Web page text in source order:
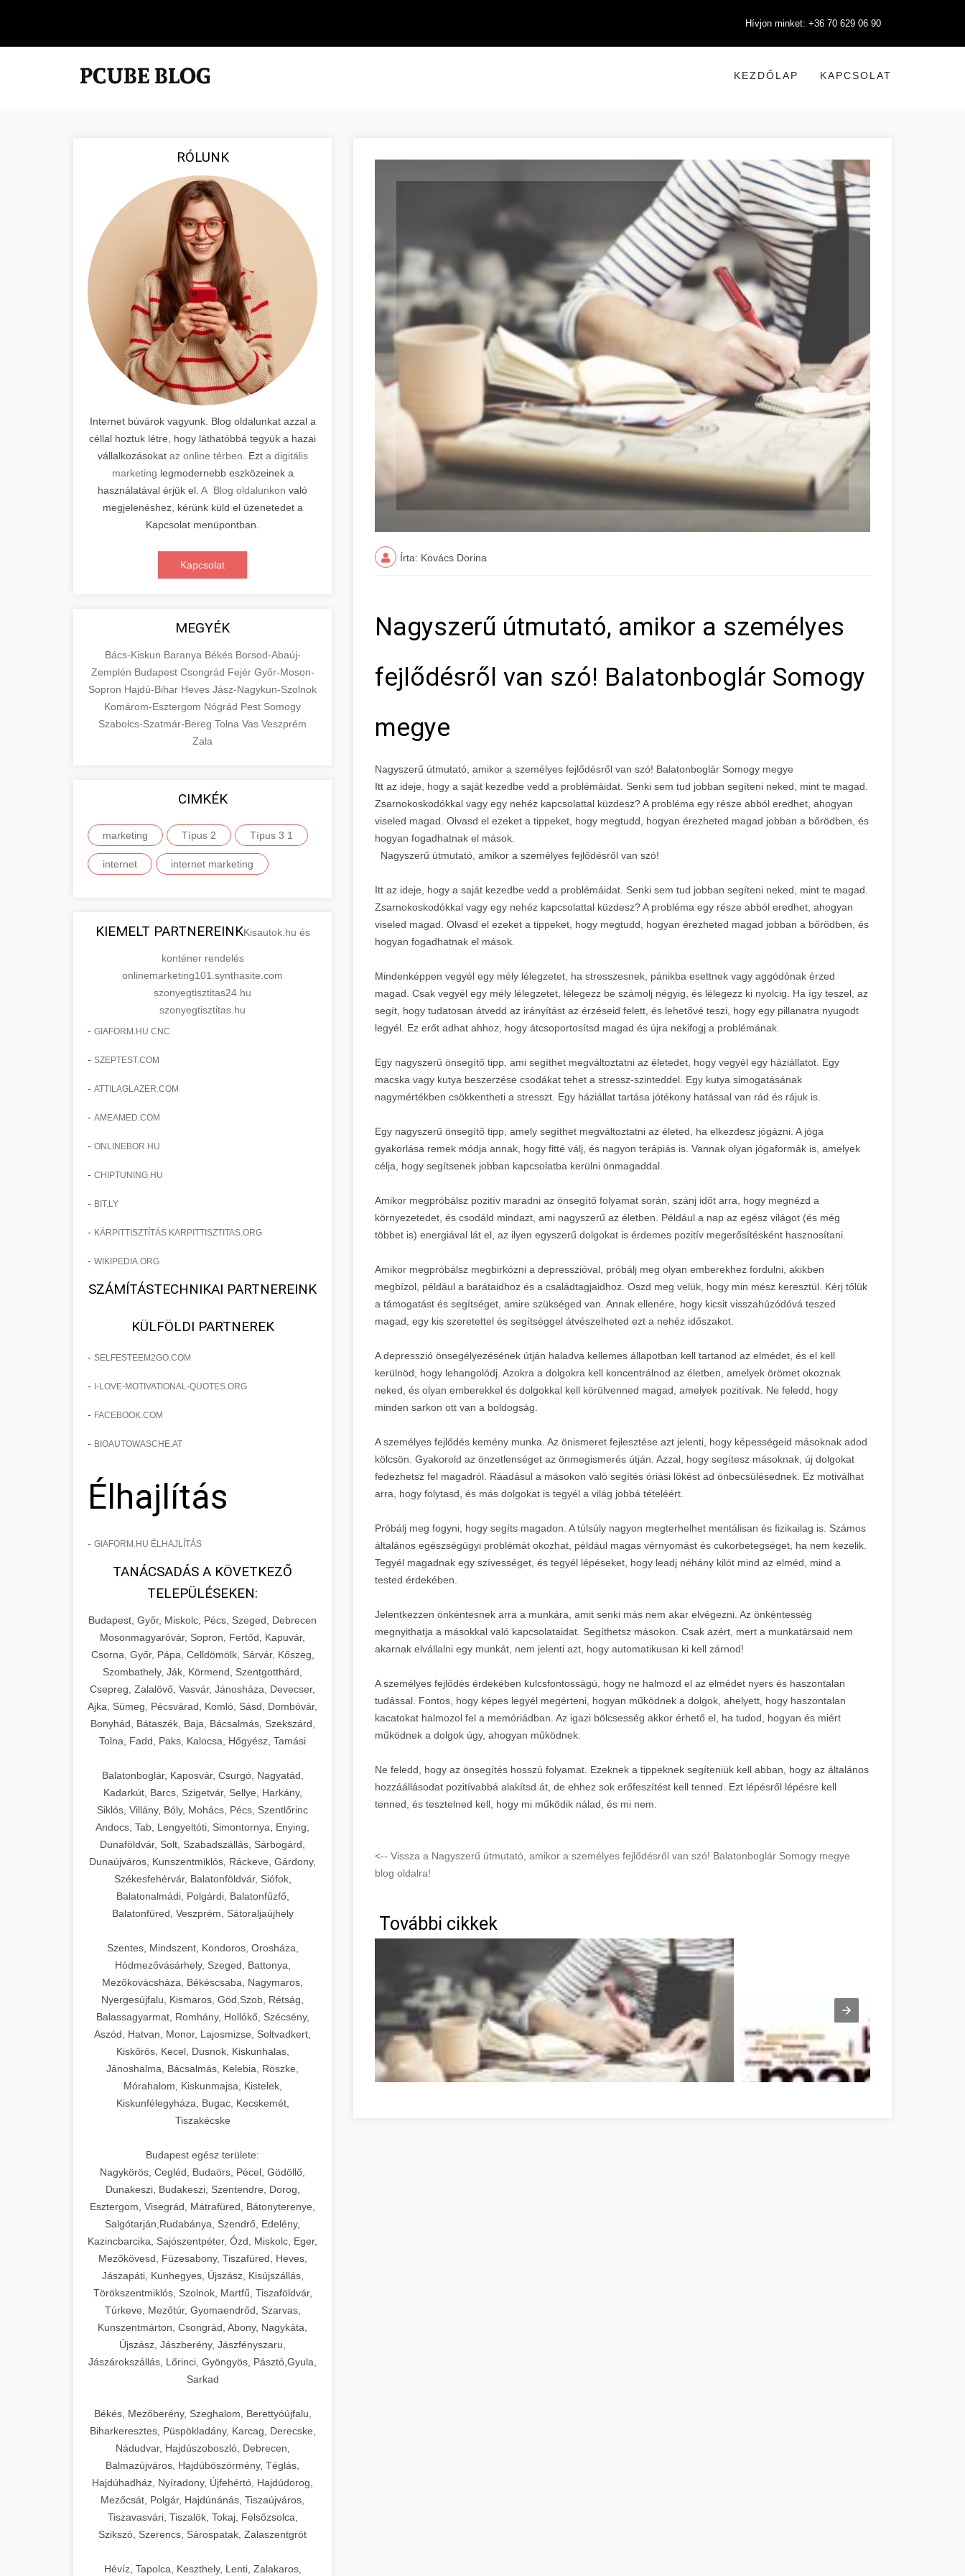
Hívjon minket: +36 70 629 06 90
KEZDŐLAP KAPCSOLAT
RÓLUNK
Internet búvárok vagyunk. Blog oldalunkat azzal a
céllal hoztuk létre, hogy láthatóbbá tegyük a hazai
vállalkozásokat az online térben. Ezt a digitális
marketing legmodernebb eszközeinek a
használatával érjük el. A Blog oldalunkon való
megjelenéshez, kérünk küld el üzenetedet a
Kapcsolat menüpontban.
Kapcsolat
MEGYÉK
Bács-Kiskun Baranya Békés Borsod-Abaúj-
Zemplén Budapest Csongrád Fejér Győr-Moson-
Sopron Hajdú-Bihar Heves Jász-Nagykun-Szolnok
Komárom-Esztergom Nógrád Pest Somogy
Szabolcs-Szatmár-Bereg Tolna Vas Veszprém
Zala
CIMKÉK
marketing Típus 2 Típus 3 1
internet internet marketing
KIEMELT PARTNEREINKKisautok.hu és
konténer rendelés
onlinemarketing101.synthasite.com
szonyegtisztitas24.hu
szonyegtisztitas.hu
- GIAFORM.HU CNC
- SZEPTEST.COM
- ATTILAGLAZER.COM
- AMEAMED.COM
- ONLINEBOR.HU
- CHIPTUNING.HU
- BIT.LY
- KÁRPITTISZTÍTÁS KARPITTISZTITAS.ORG
- WIKIPEDIA.ORG
SZÁMÍTÁSTECHNIKAI PARTNEREINK
KÜLFÖLDI PARTNEREK
- SELFESTEEM2GO.COM
- I-LOVE-MOTIVATIONAL-QUOTES.ORG
- FACEBOOK.COM
- BIOAUTOWASCHE.AT
Élhajlítás
- GIAFORM.HU ÉLHAJLÍTÁS
TANÁCSADÁS A KÖVETKEZŐ
TELEPÜLÉSEKEN:
Budapest, Győr, Miskolc, Pécs, Szeged, Debrecen
Mosonmagyaróvár, Sopron, Fertőd, Kapuvár,
Csorna, Győr, Pápa, Celldömölk, Sárvár, Kőszeg,
Szombathely, Ják, Körmend, Szentgotthárd,
Csepreg, Zalalövő, Vasvár, Jánosháza, Devecser,
Ajka, Sümeg, Pécsvárad, Komló, Sásd, Dombóvár,
Bonyhád, Bátaszék, Baja, Bácsalmás, Szekszárd,
Tolna, Fadd, Paks, Kalocsa, Hőgyész, Tamási
Balatonboglár, Kaposvár, Csurgó, Nagyatád,
Kadarkút, Barcs, Szigetvár, Sellye, Harkány,
Siklós, Villány, Bóly, Mohács, Pécs, Szentlőrinc
Andocs, Tab, Lengyeltóti, Simontornya, Enying,
Dunaföldvár, Solt, Szabadszállás, Sárbogárd,
Dunaújváros, Kunszentmiklós, Ráckeve, Gárdony,
Székesfehérvár, Balatonföldvár, Siófok,
Balatonalmádi, Polgárdi, Balatonfűzfő,
Balatonfüred, Veszprém, Sátoraljaújhely
Szentes, Mindszent, Kondoros, Orosháza,
Hódmezővásárhely, Szeged, Battonya,
Mezőkovácsháza, Békéscsaba, Nagymaros,
Nyergesújfalu, Kismaros, Göd,Szob, Rétság,
Balassagyarmat, Romhány, Hollókő, Szécsény,
Aszód, Hatvan, Monor, Lajosmizse, Soltvadkert,
Kiskőrös, Kecel, Dusnok, Kiskunhalas,
Jánoshalma, Bácsalmás, Kelebia, Röszke,
Mórahalom, Kiskunmajsa, Kistelek,
Kiskunfélegyháza, Bugac, Kecskemét,
Tiszakécske
Budapest egész területe:
Nagykörös, Cegléd, Budaörs, Pécel, Gödöllő,
Dunakeszi, Budakeszi, Szentendre, Dorog,
Esztergom, Visegrád, Mátrafüred, Bátonyterenye,
Salgótarján,Rudabánya, Szendrő, Edelény,
Kazincbarcika, Sajószentpéter, Ózd, Miskolc, Eger,
Mezőkövesd, Füzesabony, Tiszafüred, Heves,
Jászapáti, Kunhegyes, Újszász, Kisújszállás,
Törökszentmiklós, Szolnok, Martfű, Tiszaföldvár,
Túrkeve, Mezőtúr, Gyomaendrőd, Szarvas,
Kunszentmárton, Csongrád, Abony, Nagykáta,
Újszász, Jászberény, Jászfényszaru,
Jászárokszállás, Lőrinci, Gyöngyös, Pásztó,Gyula,
Sarkad
Békés, Mezőberény, Szeghalom, Berettyóújfalu,
Biharkeresztes, Püspökladány, Karcag, Derecske,
Nádudvar, Hajdúszoboszló, Debrecen,
Balmazújváros, Hajdúböszörmény, Téglás,
Hajdúhadház, Nyíradony, Újfehértó, Hajdúdorog,
Mezőcsát, Polgár, Hajdúnánás, Tiszaújváros,
Tiszavasvári, Tiszalök, Tokaj, Felsőzsolca,
Szikszó, Szerencs, Sárospatak, Zalaszentgrót
Hévíz, Tapolca, Keszthely, Lenti, Zalakaros,
Írta: Kovács Dorina
Nagyszerű útmutató, amikor a személyes
fejlődésről van szó! Balatonboglár Somogy
megye
Nagyszerű útmutató, amikor a személyes fejlődésről van szó! Balatonboglár Somogy megye
Itt az ideje, hogy a saját kezedbe vedd a problémáidat. Senki sem tud jobban segíteni neked, mint te magad.
Zsarnokoskodókkal vagy egy nehéz kapcsolattal küzdesz? A probléma egy része abból eredhet, ahogyan
viseled magad. Olvasd el ezeket a tippeket, hogy megtudd, hogyan érezheted magad jobban a bőrödben, és
hogyan fogadhatnak el mások.
Nagyszerű útmutató, amikor a személyes fejlődésről van szó!
Itt az ideje, hogy a saját kezedbe vedd a problémáidat. Senki sem tud jobban segíteni neked, mint te magad.
Zsarnokoskodókkal vagy egy nehéz kapcsolattal küzdesz? A probléma egy része abból eredhet, ahogyan
viseled magad. Olvasd el ezeket a tippeket, hogy megtudd, hogyan érezheted magad jobban a bőrödben, és
hogyan fogadhatnak el mások.
Mindenképpen vegyél egy mély lélegzetet, ha stresszesnek, pánikba esettnek vagy aggódónak érzed
magad. Csak vegyél egy mély lélegzetet, lélegezz be számolj négyig, és lélegezz ki nyolcig. Ha így teszel, az
segít, hogy tudatosan átvedd az irányítást az érzéseid felett, és lehetővé teszi, hogy egy pillanatra nyugodt
legyél. Ez erőt adhat ahhoz, hogy átcsoportosítsd magad és újra nekifogj a problémának.
Egy nagyszerű önsegítő tipp, ami segíthet megváltoztatni az életedet, hogy vegyél egy háziállatot. Egy
macska vagy kutya beszerzése csodákat tehet a stressz-szinteddel. Egy kutya simogatásának
nagymértékben csökkentheti a stresszt. Egy háziállat tartása jótékony hatással van rád és rájuk is.
Egy nagyszerű önsegítő tipp, amely segíthet megváltoztatni az életed, ha elkezdesz jógázni. A jóga
gyakorlása remek módja annak, hogy fitté válj, és nagyon terápiás is. Vannak olyan jógaformák is, amelyek
célja, hogy segítsenek jobban kapcsolatba kerülni önmagaddal.
Amikor megpróbálsz pozitív maradni az önsegítő folyamat során, szánj időt arra, hogy megnézd a
környezetedet, és csodáld mindazt, ami nagyszerű az életben. Például a nap az egész világot (és még
többet is) energiával lát el, az ilyen egyszerű dolgokat is érdemes pozitív megerősítésként hasznosítani.
Amikor megpróbálsz megbirkózni a depresszióval, próbálj meg olyan emberekhez fordulni, akikben
megbízol, például a barátaidhoz és a családtagjaidhoz. Oszd meg velük, hogy min mész keresztül. Kérj tőlük
a támogatást és segítséget, amire szükséged van. Annak ellenére, hogy kicsit visszahúzódóvá teszed
magad, egy kis szeretettel és segítséggel átvészelheted ezt a nehéz időszakot.
A depresszió önsegélyezésének útján haladva kellemes állapotban kell tartanod az elmédet, és el kell
kerülnöd, hogy lehangolódj. Azokra a dolgokra kell koncentrálnod az életben, amelyek örömet okoznak
neked, és olyan emberekkel és dolgokkal kell körülvenned magad, amelyek pozitívak. Ne feledd, hogy
minden sarkon ott van a boldogság.
A személyes fejlődés kemény munka. Az önismeret fejlesztése azt jelenti, hogy képességeid másoknak adod
kölcsön. Gyakorold az önzetlenséget az önmegismerés útján. Azzal, hogy segítesz másoknak, új dolgokat
fedezhetsz fel magadról. Ráadásul a másokon való segítés óriási lökést ad önbecsülésednek. Ez motiválhat
arra, hogy folytasd, és más dolgokat is tegyél a világ jobbá tételéért.
Próbálj meg fogyni, hogy segíts magadon. A túlsúly nagyon megterhelhet mentálisan és fizikailag is. Számos
általános egészségügyi problémát okozhat, például magas vérnyomást és cukorbetegséget, ha nem kezelik.
Tegyél magadnak egy szívességet, és tegyél lépéseket, hogy leadj néhány kilót mind az elméd, mind a
tested érdekében.
Jelentkezzen önkéntesnek arra a munkára, amit senki más nem akar elvégezni. Az önkéntesség
megnyithatja a másokkal való kapcsolataidat. Segíthetsz másokon. Csak azért, mert a munkatársaid nem
akarnak elvállalni egy munkát, nem jelenti azt, hogy automatikusan ki kell zárnod!
A személyes fejlődés érdekében kulcsfontosságú, hogy ne halmozd el az elmédet nyers és haszontalan
tudással. Fontos, hogy képes legyél megérteni, hogyan működnek a dolgok, ahelyett, hogy haszontalan
kacatokat halmozol fel a memóriádban. Az igazi bölcsesség akkor érhető el, ha tudod, hogyan és miért
működnek a dolgok úgy, ahogyan működnek.
Ne feledd, hogy az önsegítés hosszú folyamat. Ezeknek a tippeknek segíteniük kell abban, hogy az általános
hozzáállásodat pozitívabbá alakítsd át, de ehhez sok erőfeszítést kell tenned. Ezt lépésről lépésre kell
tenned, és tesztelned kell, hogy mi működik nálad, és mi nem.
<-- Vissza a Nagyszerű útmutató, amikor a személyes fejlődésről van szó! Balatonboglár Somogy megye
blog oldalra!
További cikkek